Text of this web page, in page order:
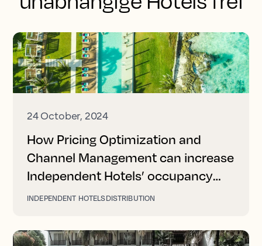
24 October, 2024
How Pricing Optimization and
Channel Management can increase
Independent Hotels’ occupancy
and revenue
INDEPENDENT HOTELSDISTRIBUTION